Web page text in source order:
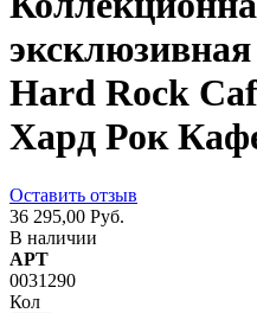
Hard Rock
Хард Рок
Оставить отзыв
36 295,00 Руб.
В наличии
АРТ
0031290
Кол